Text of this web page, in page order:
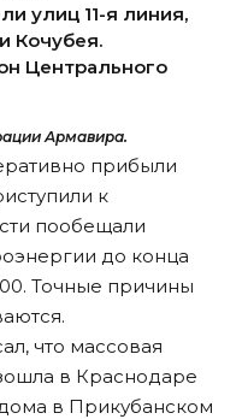
улиц 11-я линия,
Кочубея.
Центрального
Армавира.
прибыли
к
пообещали
до конца
Точные причины
что массовая
в Краснодаре
в Прикубанском